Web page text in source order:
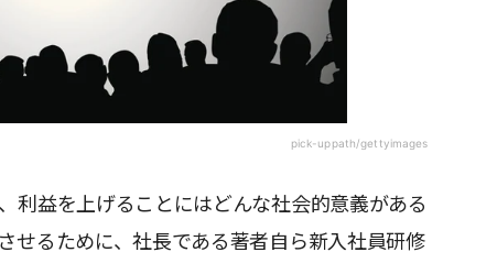
pick-uppath/gettyimages
利益を上げることにはどんな社会的意義がある
せるために、社長である著者自ら新入社員研修